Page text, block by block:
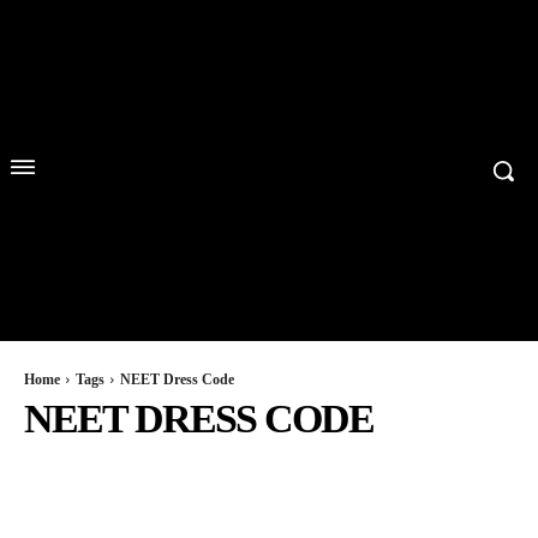
Home Tags NEET Dress Code
NEET DRESS CODE